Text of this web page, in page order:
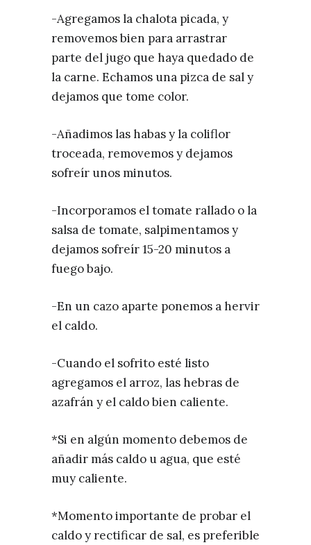
-Agregamos la chalota picada, y
removemos bien para arrastrar
parte del jugo que haya quedado de
la carne. Echamos una pizca de sal y
dejamos que tome color.
-Añadimos las habas y la coliflor
troceada, removemos y dejamos
sofreír unos minutos.
-Incorporamos el tomate rallado o la
salsa de tomate, salpimentamos y
dejamos sofreír 15-20 minutos a
fuego bajo.
-En un cazo aparte ponemos a hervir
el caldo.
-Cuando el sofrito esté listo
agregamos el arroz, las hebras de
azafrán y el caldo bien caliente.
*Si en algún momento debemos de
añadir más caldo u agua, que esté
muy caliente.
*Momento importante de probar el
caldo y rectificar de sal, es preferible